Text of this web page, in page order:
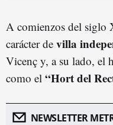
A comienzos del siglo
carácter de villa
Vicenç y, a su lado, el
como el “Hort del
NEWSLETTER